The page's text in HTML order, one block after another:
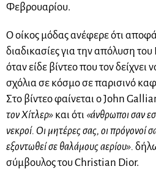
Φεβρουαρίου.
Ο οίκος μόδας ανέφερε ότι
διαδικασίες για την απόλυση
όταν είδε βίντεο που τον
σχόλια σε κόσμο σε παρισινό
Στο βίντεο φαίνεται ο John
τον Χίτλερ» και ότι «άνθρωποι σαν
νεκροί. Οι μητέρες σας, οι πρόγονοί
εξοντωθεί σε θαλάμους αερίου».
σύμβουλος του Christian Dior.